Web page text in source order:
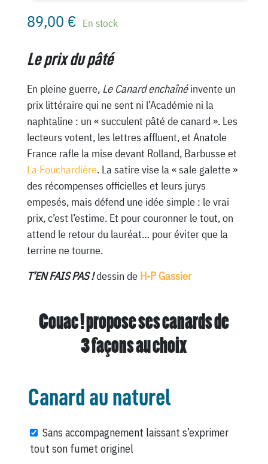
89,00 € En stock
Le prix du pâté
En pleine guerre, Le Canard enchaînéinvente un
prix littéraire qui ne sent ni l’Académie ni la
naphtaline : un « succulent pâté de canard ». Les
lecteurs votent, les lettres affluent, et Anatole
France rafle la mise devant Rolland, Barbusse et
La Fouchardière. La satire vise la « sale galette »
des récompenses officielles et leurs jurys
empesés, mais défend une idée simple : le vrai
prix, c’est l’estime. Et pour couronner le tout, on
attend le retour du lauréat… pour éviter que la
terrine ne tourne.
T’EN FAIS PAS !dessin de H-P Gassier
Couac ! propose ses canards de
3 façons au choix
Canard au naturel
Sans accompagnement laissant s’exprimer
tout son fumet originel